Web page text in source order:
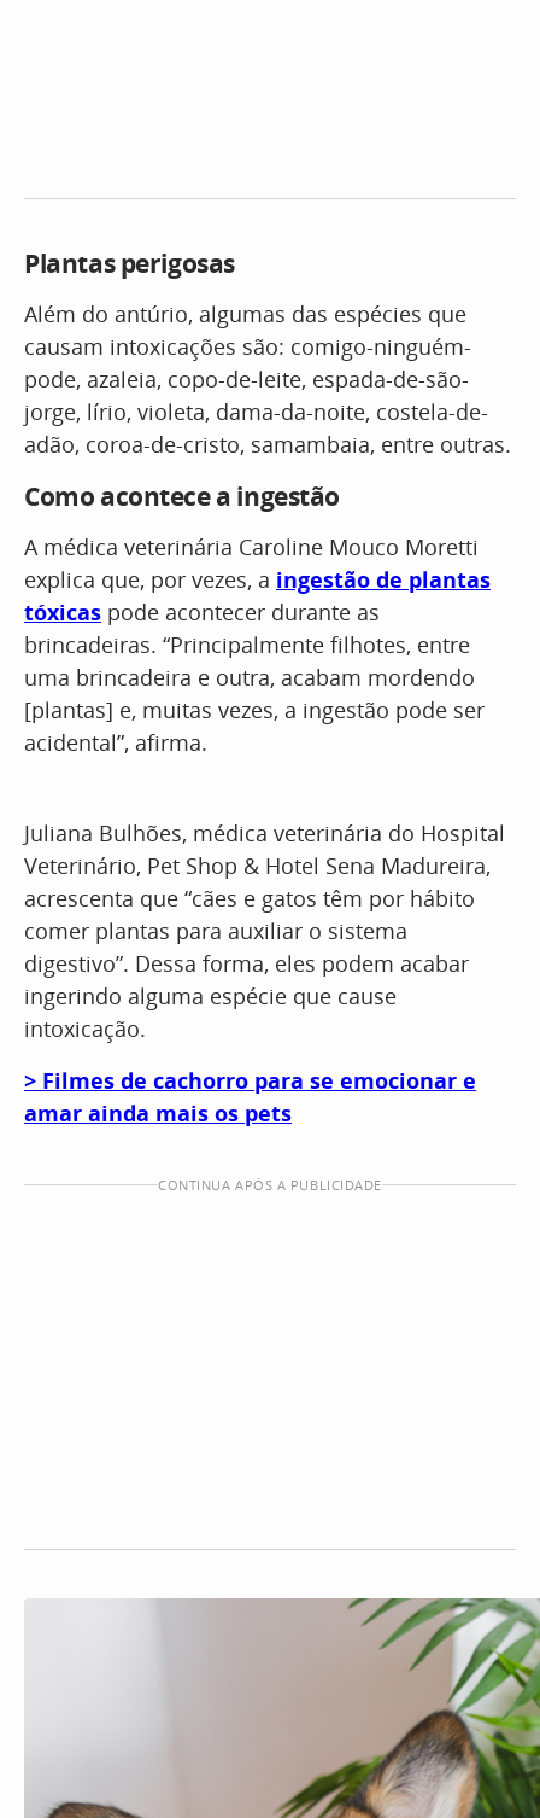
Plantas perigosas
Além do antúrio, algumas das espécies que
causam intoxicações são: comigo-ninguém-
pode, azaleia, copo-de-leite, espada-de-são-
jorge, lírio, violeta, dama-da-noite, costela-de-
adão, coroa-de-cristo, samambaia, entre outras.
Como acontece a ingestão
A médica veterinária Caroline Mouco Moretti
explica que, por vezes, a ingestão de plantas
tóxicas pode acontecer durante as
brincadeiras. “Principalmente filhotes, entre
uma brincadeira e outra, acabam mordendo
[plantas] e, muitas vezes, a ingestão pode ser
acidental”, afirma.
Juliana Bulhões, médica veterinária do Hospital
Veterinário, Pet Shop & Hotel Sena Madureira,
acrescenta que “cães e gatos têm por hábito
comer plantas para auxiliar o sistema
digestivo”. Dessa forma, eles podem acabar
ingerindo alguma espécie que cause
intoxicação.
> Filmes de cachorro para se emocionar e
amar ainda mais os pets
CONTINUA APÓS A PUBLICIDADE